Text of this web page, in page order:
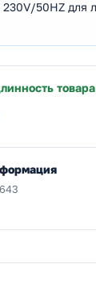
50HZ для
товара